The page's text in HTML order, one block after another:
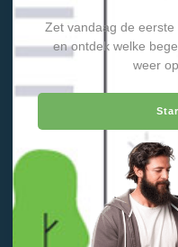
Zet vandaag de
en ontdek welke
weer